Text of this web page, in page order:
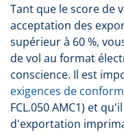
Tant que le score de
acceptation des
supérieur à 60 %,
de vol au format
conscience. Il est
exigences de
FCL.050 AMC1) et
d'exportation